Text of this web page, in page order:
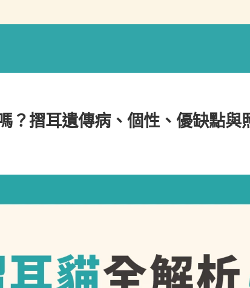
？摺耳遺傳病、個性、優缺點與